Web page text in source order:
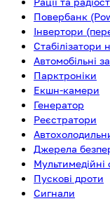
Повербанк
Інвертори
Стабілізатори
Автомобільні
Парктроніки
Екшн-камери
Генератор
Реєстратори
Джерела
Мультимедійні
Пускові дроти
Сигнали